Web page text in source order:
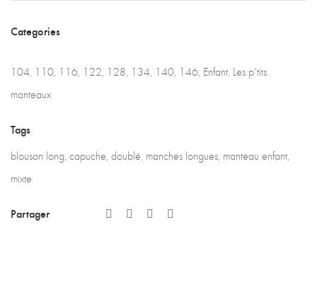
Categories
104, 110, 116, 122, 128, 134, 140, 146, Enfant, Les p'tits
manteaux
Tags
blouson long, capuche, doublé, manches longues, manteau enfant,
mixte
Partager